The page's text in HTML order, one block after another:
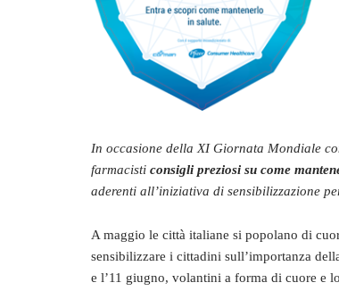
In occasione della XI Giornata Mondiale
farmacisti consigli preziosi su come
aderenti all’iniziativa di sensibilizzazione
A maggio le città italiane si popolano di
sensibilizzare i cittadini sull’importanza
e l’11 giugno, volantini a forma di cuore e